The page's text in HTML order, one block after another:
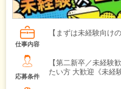
仕事内容
【まずは未経験向け
応募条件
【第二新卒／未経験
たい方 大歓迎《未経